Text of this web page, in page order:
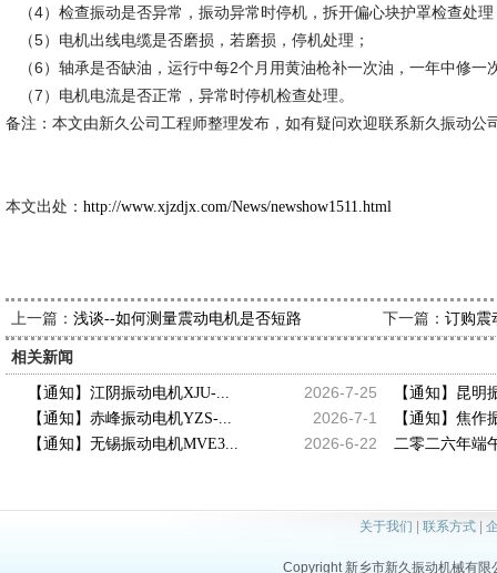
（4）检查振动是否异常，振动异常时停机，拆开偏心块护罩检查处
（5）电机出线电缆是否磨损，若磨损，停机处理；
（6）轴承是否缺油，运行中每2个月用黄油枪补一次油，一年中修一
（7）电机电流是否正常，异常时停机检查处理。
备注：本文由新久公司工程师整理发布，如有疑问欢迎联系新久振动公
本文出处： http://www.xjzdjx.com/News/newshow1511.html
上一篇： 浅谈--如何测量震动电机是否短路 下一篇： 订购震
相关新闻
2026-7-25
【通知】江阴振动电机XJU-... 【通知】昆明
2026-7-1
【通知】赤峰振动电机YZS-... 【通知】焦作
2026-6-22
【通知】无锡振动电机MVE3... 二零二六年端
关于我们 联系方式|
Copyright 新乡市新久振动机械有